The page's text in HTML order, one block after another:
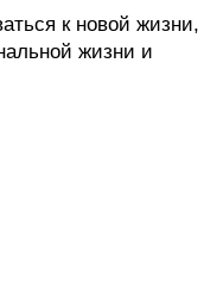
к новой жизни,
жизни и